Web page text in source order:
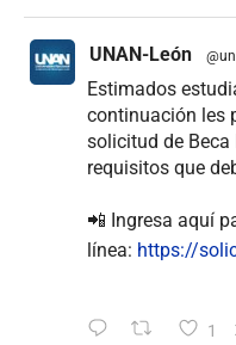
UNAN-León
Estimados
continuación les
solicitud de
requisitos que
📲 Ingresa aquí
línea: https://
1